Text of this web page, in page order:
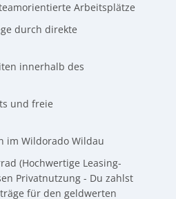
Arbeitsplätze
durch direkte
innerhalb des
und freie
im Wildorado Wildau
(Hochwertige Leasing-
Privatnutzung - Du zahlst
für den geldwerten